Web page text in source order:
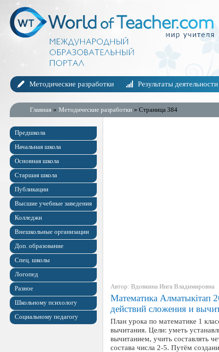
Методические разработки Результаты деятельности
Главная » Методические разработки » Страница 384
Предшкола
Начальная школа
Основная школа
Старшая школа
Публикации
Высшие учебные заведения
Колледжи
Внешкольные организации
Доп. образование
Спец. школы
Логопед
Разное
Школьному психологу
Социальному педагогу
Автор: Вдовкина Инга Владимировна
Математика Алматыкітап
действий сложения и
План урока по математике 1
вычитания. Цели: уметь
вычитанием, учить составлять
состава числа 2-5. Путём